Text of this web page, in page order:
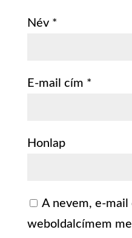
Név *
E-mail cím *
Honlap
A nevem, e-mail
weboldalcímem